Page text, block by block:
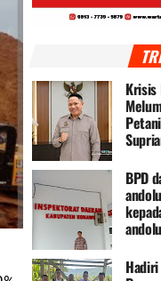
Krisis
BPD